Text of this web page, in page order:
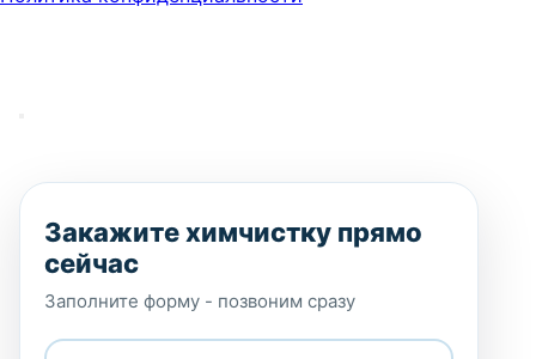
Закажите химчистку прямо
сейчас
Заполните форму - позвоним сразу